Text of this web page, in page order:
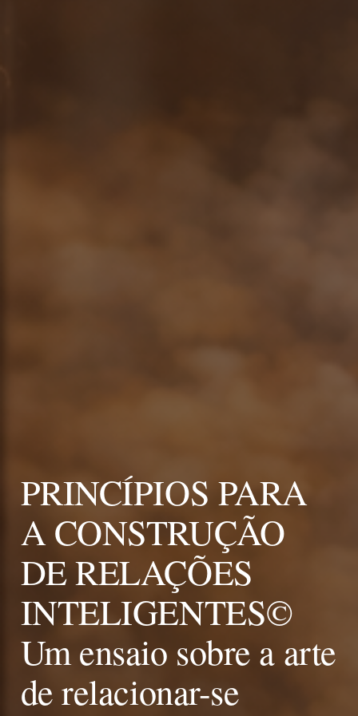
PRINCÍPIOS PARA
A CONSTRUÇÃO
DE RELAÇÕES
INTELIGENTES©
Um ensaio sobre a arte
de relacionar-se